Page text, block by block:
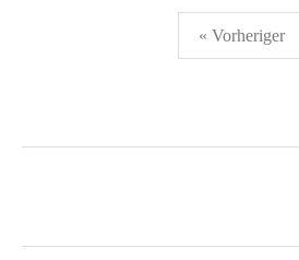
Seitennummerierung
« Vorheriger